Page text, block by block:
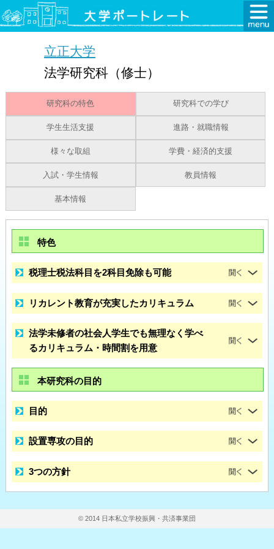
立正大学
法学研究科（修士）
研究科の特色 研究科での学び
学生生活支援 進路・就職情報
様々な取組 学費・経済的支援
入試・学生情報 教員情報
基本情報
特色
税理士税法科目を2科目免除も可能
リカレント教育が充実したカリキュラム
法学未修者の社会人学生でも無理なく学べ
るカリキュラム・時間割を用意
本研究科の目的
目的
設置専攻の目的
3つの方針
© 2014 日本私立学校振興・共済事業団